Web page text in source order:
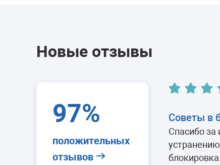
Новые отзывы
97%
положительных
отзывов
Советы в
Спасибо
блокировка